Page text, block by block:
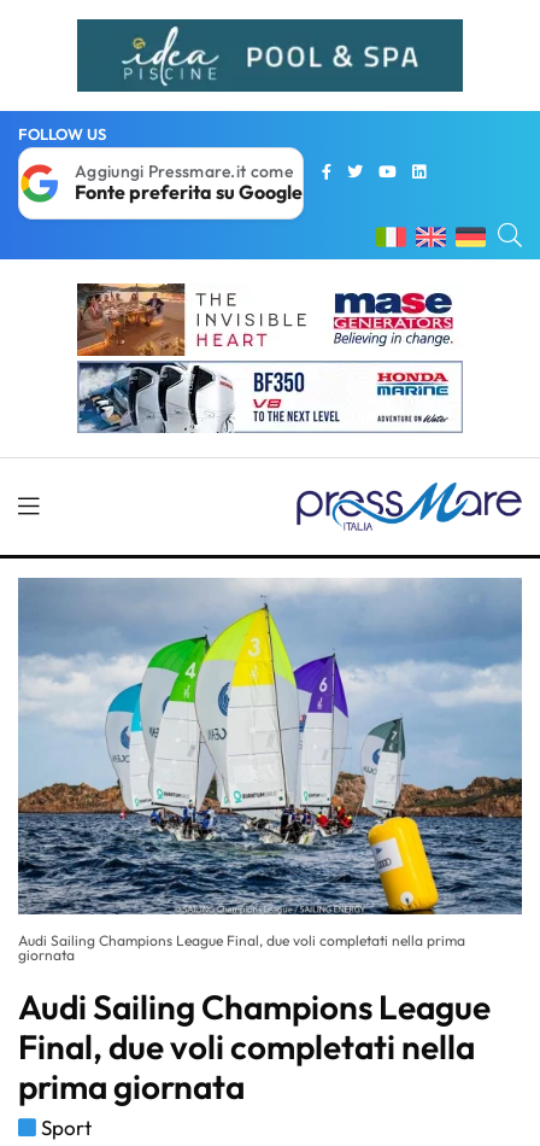
FOLLOW US
Aggiungi Pressmare.it come
Fonte preferita su Google
Audi Sailing Champions League Final, due voli completati nella prima
giornata
Audi Sailing Champions League
Final, due voli completati nella
prima giornata
Sport